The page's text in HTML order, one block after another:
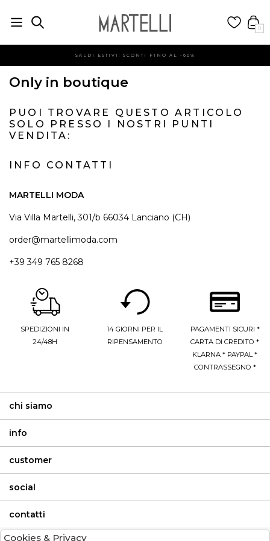
0
SALDI ESTIVI: SCONTI FINO AL -60%
Only in boutique
PUOI TROVARE QUESTO ARTICOLO
SOLO PRESSO I NOSTRI PUNTI
VENDITA:
INFO CONTATTI
MARTELLI MODA
Via Villa Martelli, 301/b 66034 Lanciano (CH)
order@martellimoda.com
+39 349 765 8268
SPEDIZIONI IN
24/48H
14 GIORNI PER IL
RIPENSAMENTO
PAGAMENTI SICURI *
CARTA DI CREDITO *
KLARNA * PAYPAL *
CONTRASSEGNO *
chi siamo
info
customer
social
contatti
Cookies & Privacy